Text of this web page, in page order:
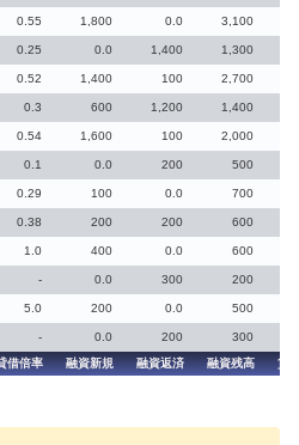
0.55 1,800 0.0 3,100
0.25 0.0 1,400 1,300
0.52 1,400 100 2,700
0.3 600 1,200 1,400
0.54 1,600 100 2,000
0.1 0.0 200 500
0.29 100 0.0 700
0.38 200 200 600
1.0 400 0.0 600
- 0.0 300 200
5.0 200 0.0 500
- 0.0 200
300
借倍率 融資新規 融資返済 融資残高 貸